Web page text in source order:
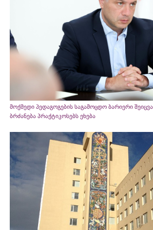
მოქმედი პედაგოგების საგამოცდო ბარიერი
ბრძანება პრაქტიკოსებს ეხება